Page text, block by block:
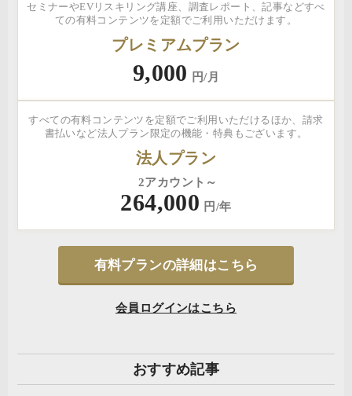
セミナーやEVリスキリング講座、調査レポート、記事などすべ
ての有料コンテンツを定額でご利用いただけます。
プレミアムプラン
9,000 円/月
すべての有料コンテンツを定額でご利用いただけるほか、請求
書払いなど法人プラン限定の機能・特典もございます。
法人プラン
2アカウント～
264,000 円/年
有料プランの詳細はこちら
会員ログインはこちら
おすすめ記事